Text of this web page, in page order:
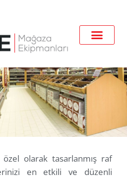
özel olarak tasarlanmış raf
en etkili ve düzenli